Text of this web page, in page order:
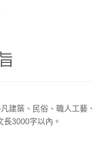
建築、民俗、職人工藝
3000字以內。